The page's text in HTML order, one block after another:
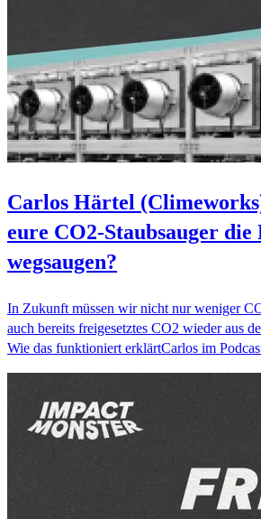
Carlos Härtel
eure CO2-Staubsauger
wegsaugen?
In Zukunft müssen wir nicht nur weniger
auch bereits freigesetztes CO2 wieder aus
Wie das funktioniert erklärtCarlos im